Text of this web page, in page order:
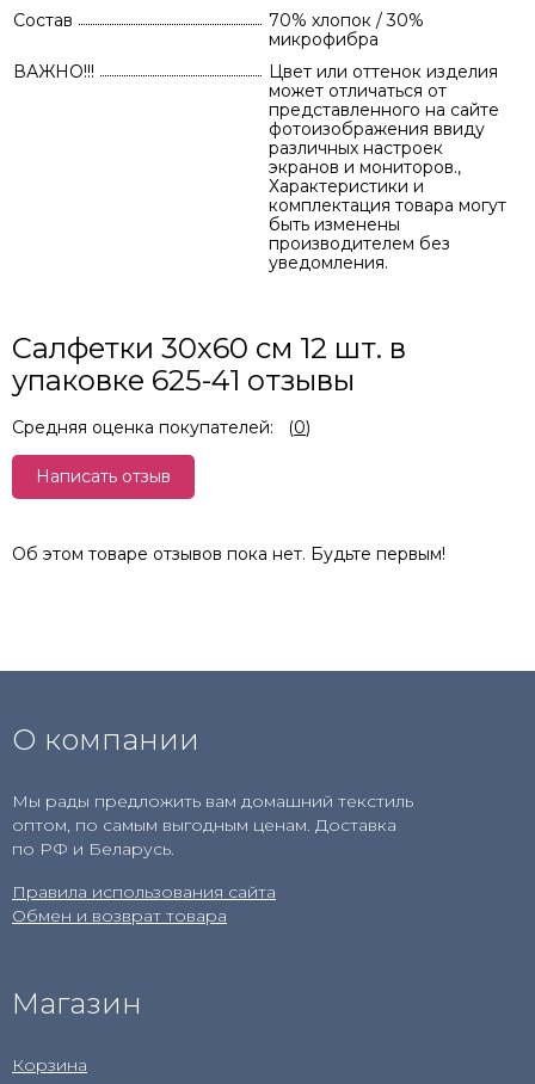
Состав
70% хлопок / 30%
микрофибра
ВАЖНО!!!
Цвет или оттенок изделия
может отличаться от
представленного на сайте
фотоизображения ввиду
различных настроек
экранов и мониторов.,
Характеристики и
комплектация товара могут
быть изменены
производителем без
уведомления.
Салфетки 30х60 см 12 шт. в
упаковке 625-41 отзывы
Средняя оценка покупателей: (0)
Написать отзыв
Об этом товаре отзывов пока нет. Будьте первым!
О компании
Мы рады предложить вам домашний текстиль
оптом, по самым выгодным ценам. Доставка
по РФ и Беларусь.
Правила использования сайта
Обмен и возврат товара
Магазин
Корзина